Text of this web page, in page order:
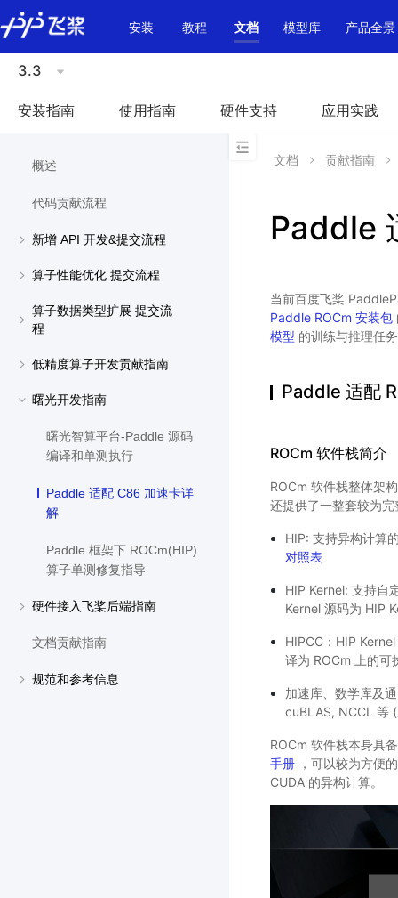
\u200E
安装
教程 文档 模型库 产品全景
3.3
安装指南 使用指南 硬件支持 应用实践
概述
代码贡献流程
新增 API 开发&提交流程
算子性能优化 提交流程
算子数据类型扩展 提交流
程
低精度算子开发贡献指南
曙光开发指南
曙光智算平台-Paddle 源码
编译和单测执行
Paddle 适配 C86 加速卡详
解
Paddle 框架下 ROCm(HIP)
算子单测修复指导
硬件接入飞桨后端指南
文档贡献指南
规范和参考信息
文档 贡献指南
Paddle
当前百度飞桨
Paddle ROCm 安装包
模型 的训练与推理任
Paddle 适配
ROCm 软件栈简介
ROCm 软件栈整体架
还提供了一整套较为
HIP: 支持异构计算
对照表
HIP Kernel: 支持自
Kernel 源码为 HIP
HIPCC：HIP
译为 ROCm 上的可
加速库、数学库及
cuBLAS, NCCL 等 (
ROCm 软件栈本身具
手册 ，可以较为方便
CUDA 的异构计算。